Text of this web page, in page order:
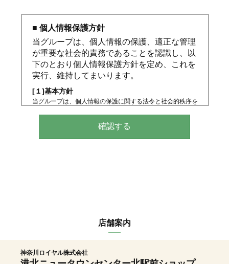
■ 個人情報保護方針
当グループは、個人情報の保護、適正な管理
が重要な社会的責務であることを認識し、以
下のとおり個人情報保護方針を定め、これを
実行、維持してまいります。
[１]基本方針
当グループは、個人情報の保護に関する法令と社会的秩序を
[２]個人情報の取得、利用、提供
（１）不動産の売買、仲介、賃貸、管理等
（２）（１）の利用目的の達成に必要な範囲での、個人情報
の履行、情報、サービスの提供
店舗案内
神奈川ロイヤル株式会社